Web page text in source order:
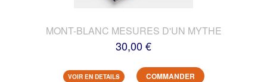
MONT-BLANC MESURES D'UN MYTHE
30,00 €
VOIR EN DETAILS COMMANDER